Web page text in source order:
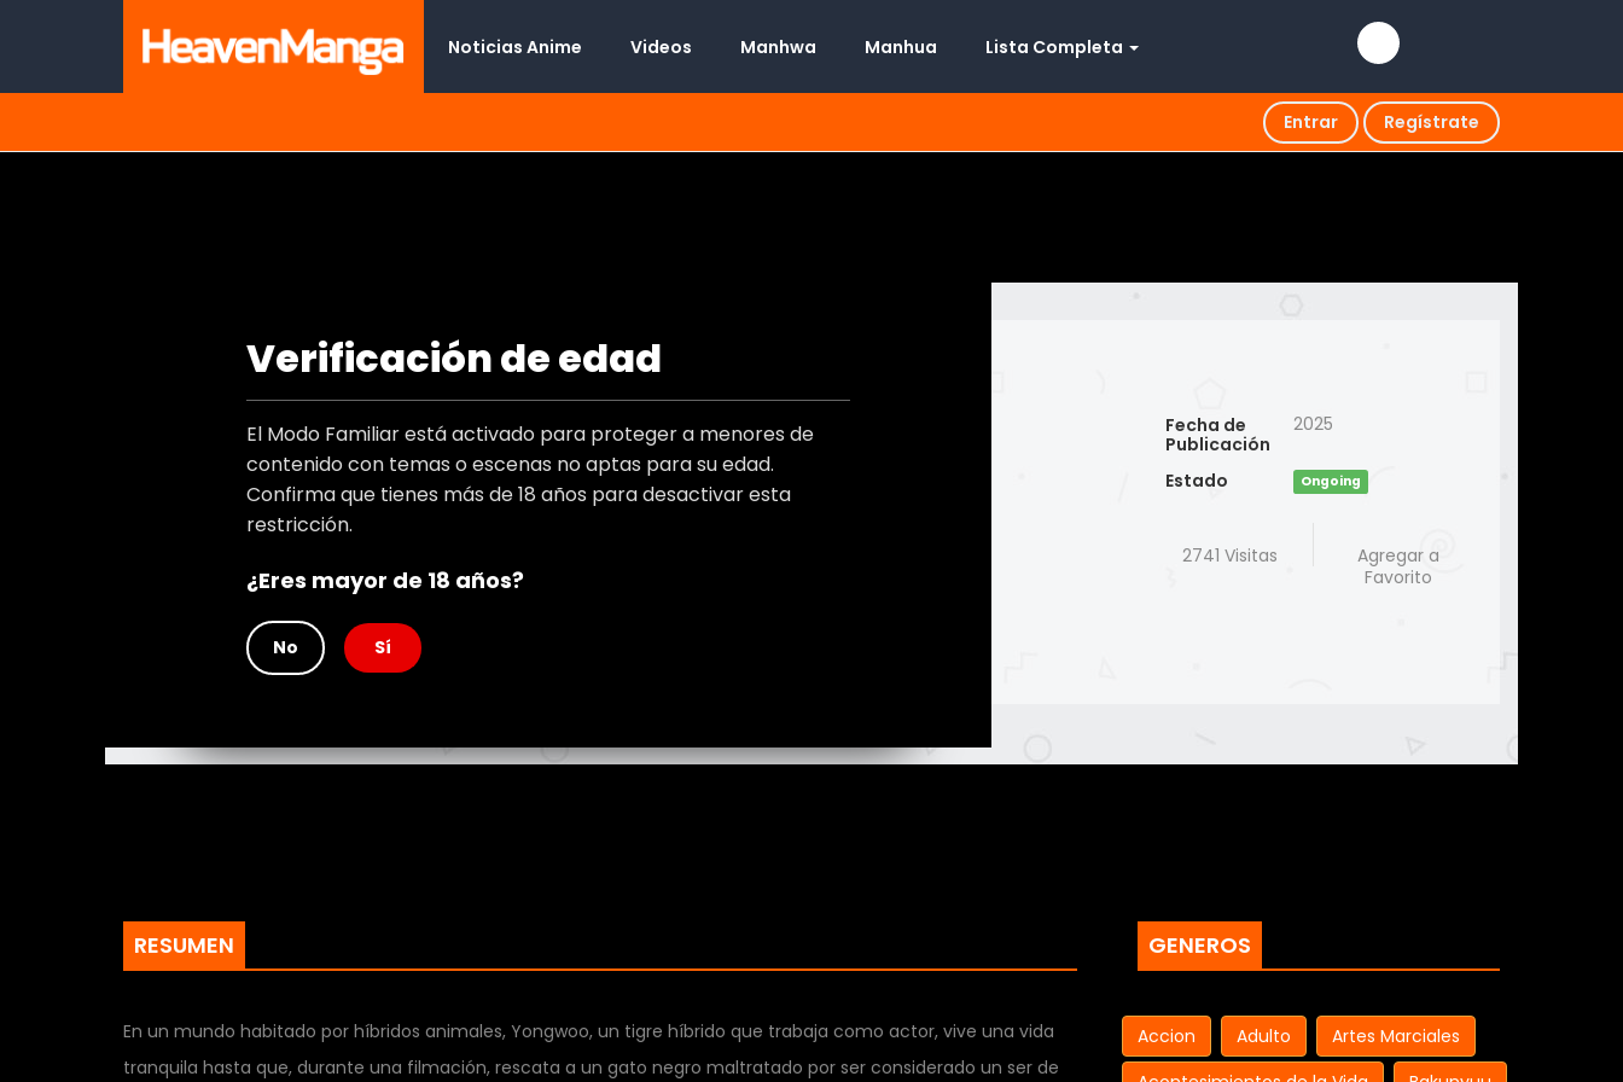
Noticias Anime Videos Manhwa Manhua Lista Completa
Entrar Regístrate
Verificación de edad
El Modo Familiar está activado para proteger a menores de
contenido con temas o escenas no aptas para su edad.
Confirma que tienes más de 18 años para desactivar esta
restricción.
¿Eres mayor de 18 años?
No Sí
Type
Manhwa
Titulo Alt
Cat therapy
Autor(es)
Desconocido
Artist(s)
Desconocido
Fecha de
Publicación
2025
Estado Ongoing
2741 Visitas
Agregar a
Favorito
RESUMEN
En un mundo habitado por híbridos animales, Yongwoo, un tigre híbrido que trabaja como actor, vive una vida
tranquila hasta que, durante una filmación, rescata a un gato negro maltratado por ser considerado un ser de
GENEROS
Accion Adulto
Artes Marciales